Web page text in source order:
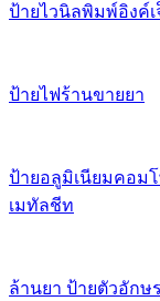
ป้ายไวนิลพิมพ์อิงค์
ป้ายไฟร้านขายยา
ป้ายอลูมิเนียมคอม
เมทัลชีท
ล้านยา ป้ายตัวอักษ